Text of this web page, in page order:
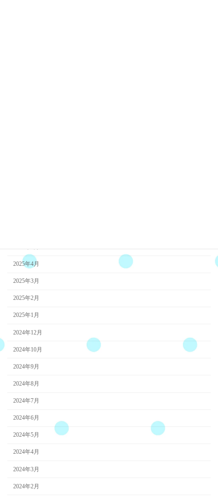
2025年4月
2025年3月
2025年2月
2025年1月
2024年12月
2024年10月
2024年9月
2024年8月
2024年7月
2024年6月
2024年5月
2024年4月
2024年3月
2024年2月